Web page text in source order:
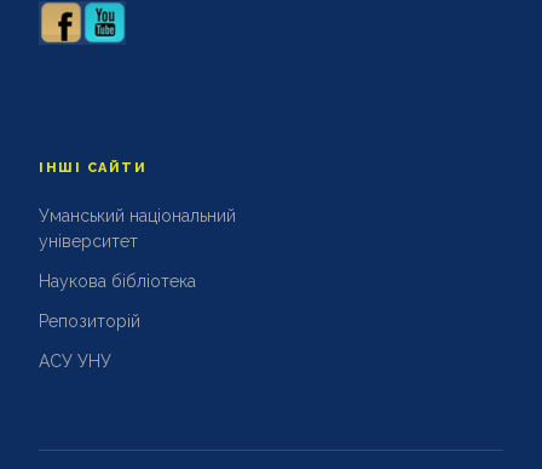
ІНШІ САЙТИ
Уманський національний
університет
Наукова бібліотека
Репозиторій
АСУ УНУ